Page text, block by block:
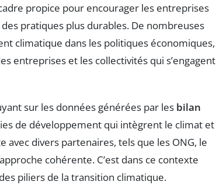
propice pour encourager les entreprises
pratiques plus durables. De nombreuses
climatique dans les politiques économiques,
entreprises et les collectivités qui s’engagent
sur les données générées par les bilan
de développement qui intègrent le climat et
divers partenaires, tels que les ONG, le
cohérente. C’est dans ce contexte
piliers de la transition climatique.